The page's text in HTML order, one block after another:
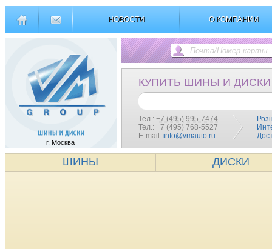
НОВОСТИ О КОМПАНИИ
г. Москва
КУПИТЬ ШИНЫ И ДИСКИ
Тел.: +7 (495) 995-7474
Тел.: +7 (495) 768-5527
E-mail: info@vmauto.ru
ШИНЫ ДИСКИ